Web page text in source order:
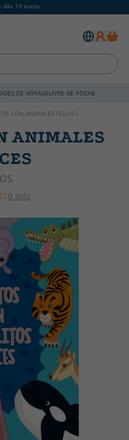
dès 19 euros
DE VOYAGELIVRE DE POCHE
CON ANIMALES FELICES
ANIMALES
0 avis